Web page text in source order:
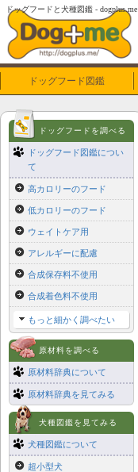
ドッグフードと犬種図鑑 - dogplus.me
ドッグフード図鑑
ドッグフードを調べる
ドッグフード図鑑につい
て
高カロリーのフード
低カロリーのフード
ウェイトケア用
アレルギーに配慮
合成保存料不使用
合成着色料不使用
もっと細かく調べたい
原材料を調べる
原材料辞典について
原材料辞典を見てみる
犬種図鑑を見てみる
犬種図鑑について
超小型犬